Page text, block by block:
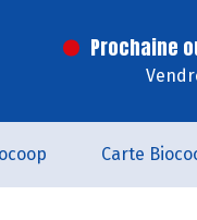
Prochaine
Carte